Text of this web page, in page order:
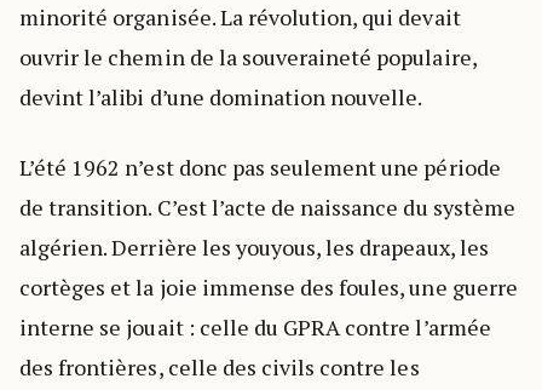
minorité organisée. La révolution, qui devait
ouvrir le chemin de la souveraineté populaire,
devint l’alibi d’une domination nouvelle.
L’été 1962 n’est donc pas seulement une période
de transition. C’est l’acte de naissance du système
algérien. Derrière les youyous, les drapeaux, les
cortèges et la joie immense des foules, une guerre
interne se jouait : celle du GPRA contre l’armée
des frontières, celle des civils contre les